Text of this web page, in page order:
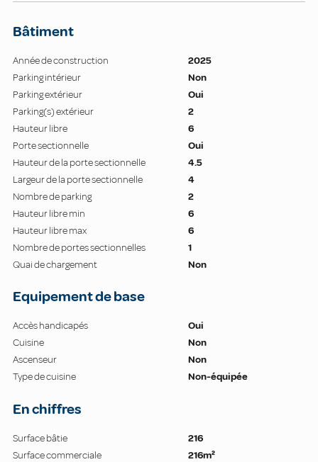
Bâtiment
Année de construction
2025
Parking intérieur
Non
Parking extérieur
Oui
Parking(s) extérieur
2
Hauteur libre
6
Porte sectionnelle
Oui
Hauteur de la porte sectionnelle
4.5
Largeur de la porte sectionnelle
4
Nombre de parking
2
Hauteur libre min
6
Hauteur libre max
6
Nombre de portes sectionnelles
1
Quai de chargement
Non
Equipement de base
Accès handicapés
Oui
Cuisine
Non
Ascenseur
Non
Type de cuisine
Non-équipée
En chiffres
Surface bâtie
216
Surface commerciale
216m²